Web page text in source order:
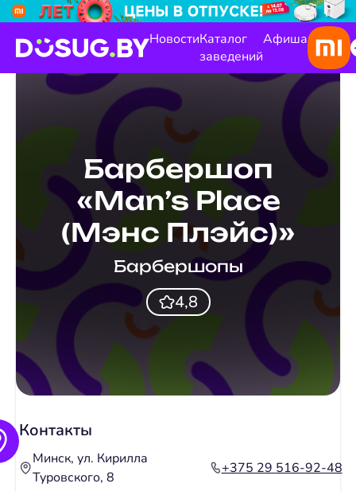
НовостиКаталог
заведений
Афиша
Барбершоп
«Man’s Place
(Мэнс Плэйс)»
Барбершопы
4,8
Контакты
Минск, ул. Кирилла
Туровского, 8
+375 29 516-92-48